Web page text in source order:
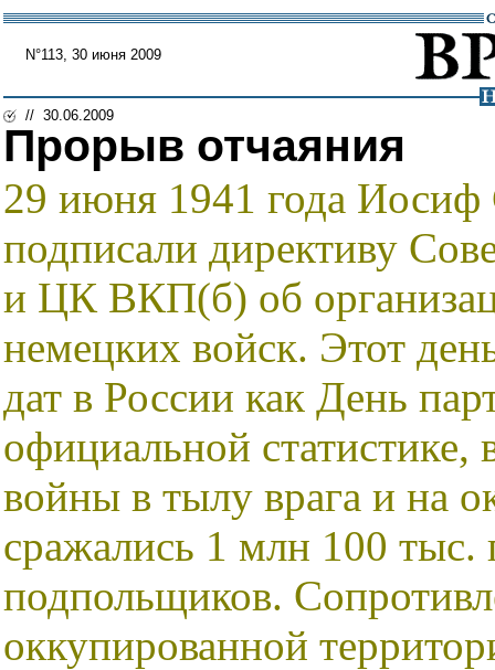
N°113, 30 июня 2009
// 30.06.2009
Прорыв отчаяния
29 июня 1941 года Иосиф
подписали директиву
и ЦК ВКП(б) об
немецких войск. Этот
дат в России как День
официальной
войны в тылу врага и на
сражались 1 млн 100 тыс.
подпольщиков.
оккупированной